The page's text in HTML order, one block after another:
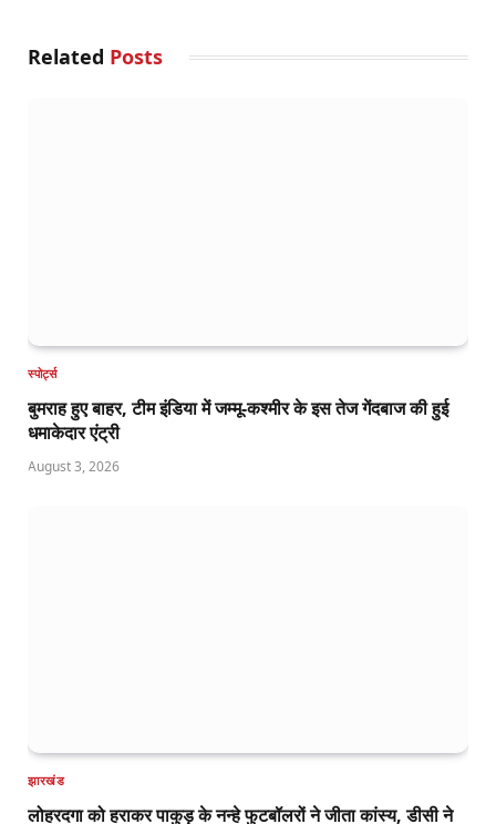
Related Posts
स्पोर्ट्स
बुमराह हुए बाहर, टीम इंडिया में जम्मू-कश्मीर के इस तेज गेंदबाज की हुई
धमाकेदार एंट्री
August 3, 2026
झारखंड
लोहरदगा को हराकर पाकुड़ के नन्हे फुटबॉलरों ने जीता कांस्य, डीसी ने